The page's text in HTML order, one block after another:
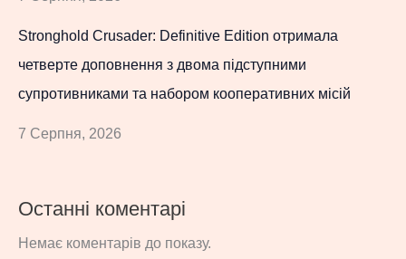
Stronghold Crusader: Definitive Edition отримала
четверте доповнення з двома підступними
супротивниками та набором кооперативних місій
7 Серпня, 2026
Останні коментарі
Немає коментарів до показу.